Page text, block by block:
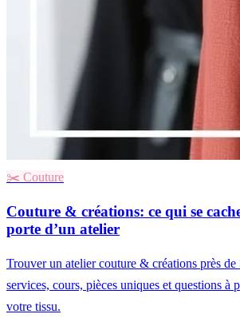
✂️ Couture
Couture & créations: ce qui se
porte d’un atelier
Trouver un atelier couture & créations près de
services, cours, pièces uniques et questions à
votre tissu.